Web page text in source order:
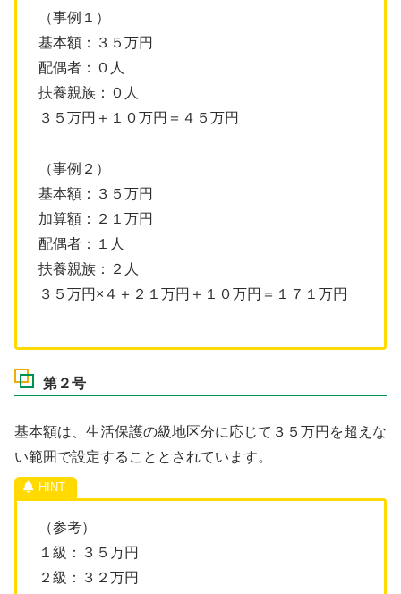
（事例１）
基本額：３５万円
配偶者：０人
扶養親族：０人
３５万円＋１０万円＝４５万円
（事例２）
基本額：３５万円
加算額：２１万円
配偶者：１人
扶養親族：２人
３５万円×４＋２１万円＋１０万円＝１７１万円
第２号
基本額は、生活保護の級地区分に応じて３５万円を超えな
い範囲で設定することとされています。
（参考）
１級：３５万円
２級：３２万円